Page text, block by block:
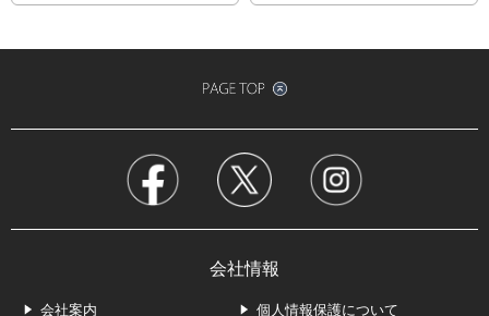
会社情報
会社案内 個人情報保護について